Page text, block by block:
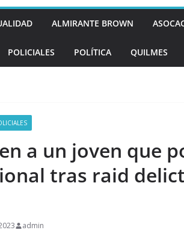
ALMIRANTE BROWN
POLICIALES POLÍTICA QUILMES
a un joven que
tras raid
admin